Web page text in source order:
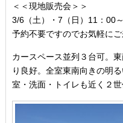
＜＜現地販売会＞＞
3/6（土）・7（日）11：00
予約不要ですのでお気軽にご
カースペース並列３台可。
り良好。全室東南向きの明
室・洗面・トイレも近く２世